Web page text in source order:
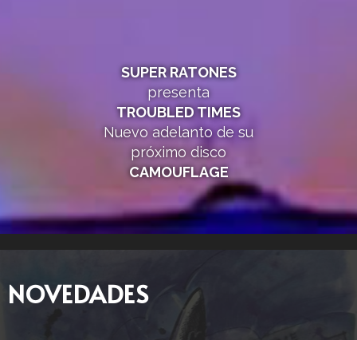
SUPER RATONES
presenta
TROUBLED TIMES
Nuevo adelanto de su
próximo disco
CAMOUFLAGE
NOVEDADES